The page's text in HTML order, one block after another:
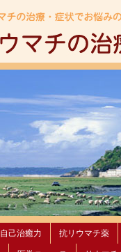
自己治癒力 抗リウマチ薬